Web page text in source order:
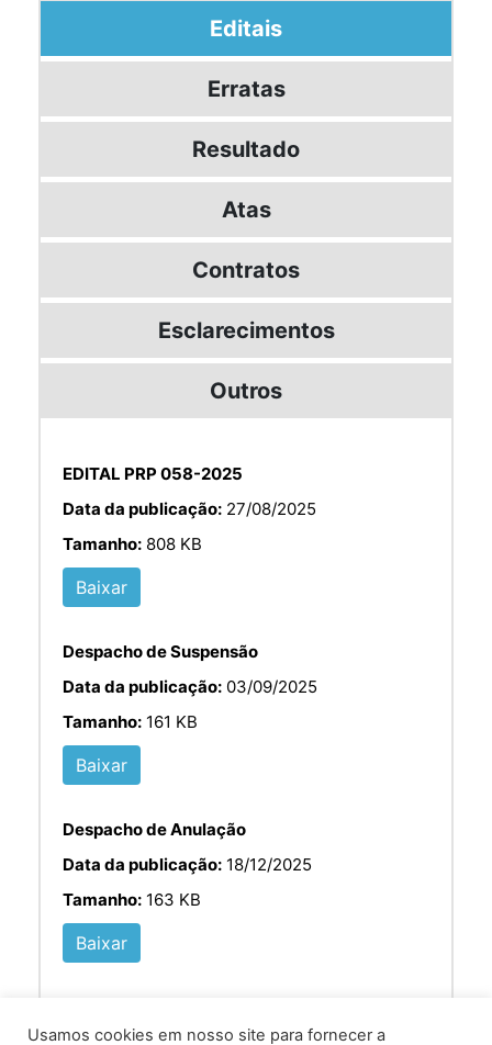
Editais
Erratas
Resultado
Atas
Contratos
Esclarecimentos
Outros
EDITAL PRP 058-2025
Data da publicação: 27/08/2025
Tamanho: 808 KB
Baixar
Despacho de Suspensão
Data da publicação: 03/09/2025
Tamanho: 161 KB
Baixar
Despacho de Anulação
Data da publicação: 18/12/2025
Tamanho: 163 KB
Baixar
Usamos cookies em nosso site para fornecer a